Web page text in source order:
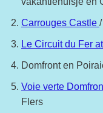
Carrouges Castle
Le Circuit du Fer
Domfront en
Voie verte
Flers